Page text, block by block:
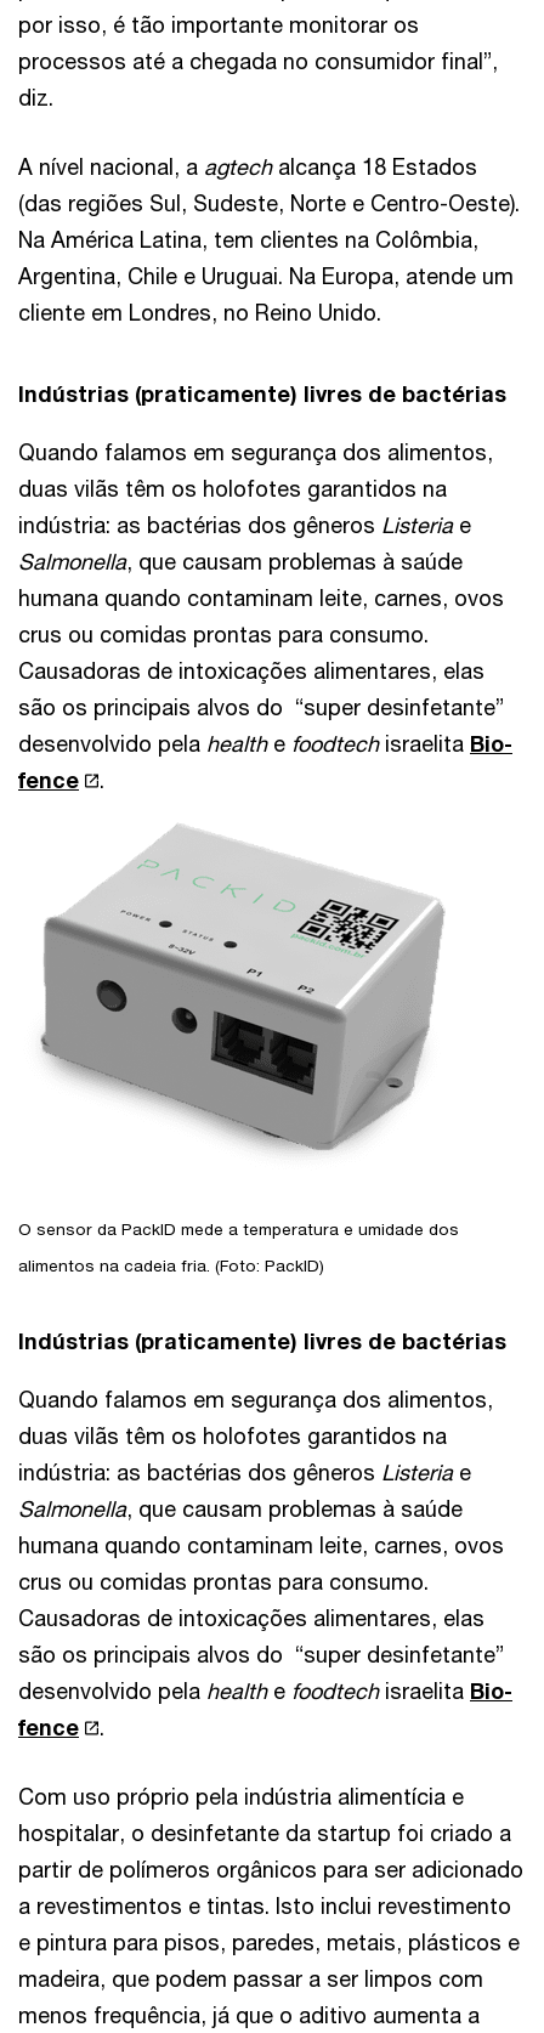
por isso, é tão importante monitorar os
processos até a chegada no consumidor final”,
diz.
A nível nacional, a agtechalcança 18 Estados
(das regiões Sul, Sudeste, Norte e Centro-Oeste).
Na América Latina, tem clientes na Colômbia,
Argentina, Chile e Uruguai. Na Europa, atende um
cliente em Londres, no Reino Unido.
Indústrias (praticamente) livres de bactérias
Quando falamos em segurança dos alimentos,
duas vilãs têm os holofotes garantidos na
indústria: as bactérias dos gêneros Listeriae
Salmonella, que causam problemas à saúde
humana quando contaminam leite, carnes, ovos
crus ou comidas prontas para consumo.
Causadoras de intoxicações alimentares, elas
são os principais alvos do “super desinfetante”
desenvolvido pela healthe foodtechisraelita Bio-
fence
.
O sensor da PackID mede a temperatura e umidade dos
alimentos na cadeia fria. (Foto: PackID)
Indústrias (praticamente) livres de bactérias
Quando falamos em segurança dos alimentos,
duas vilãs têm os holofotes garantidos na
indústria: as bactérias dos gêneros Listeriae
Salmonella, que causam problemas à saúde
humana quando contaminam leite, carnes, ovos
crus ou comidas prontas para consumo.
Causadoras de intoxicações alimentares, elas
são os principais alvos do “super desinfetante”
desenvolvido pela healthe foodtechisraelita Bio-
fence
.
Com uso próprio pela indústria alimentícia e
hospitalar, o desinfetante da startup foi criado a
partir de polímeros orgânicos para ser adicionado
a revestimentos e tintas. Isto inclui revestimento
e pintura para pisos, paredes, metais, plásticos e
madeira, que podem passar a ser limpos com
menos frequência, já que o aditivo aumenta a